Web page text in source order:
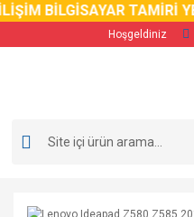
BİLGİSAYAR TAMİRİ
Hoşgeldiniz